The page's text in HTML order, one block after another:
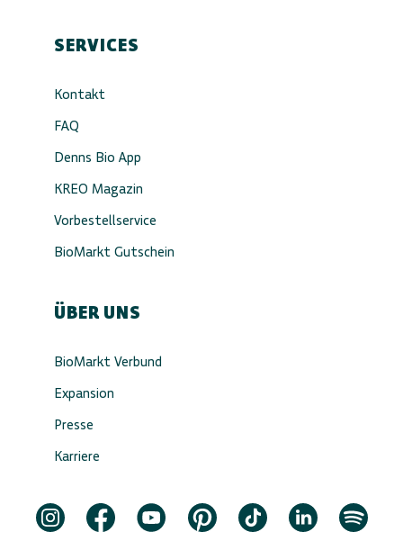
SERVICES
Kontakt
FAQ
Denns Bio App
KREO Magazin
Vorbestellservice
BioMarkt Gutschein
ÜBER UNS
BioMarkt Verbund
Expansion
Presse
Karriere